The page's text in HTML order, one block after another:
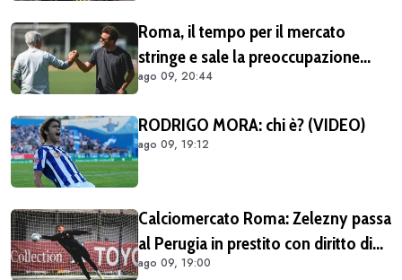
Roma, il tempo per il mercato
stringe e sale la preoccupazione
della tifoseria: ancora troppe caselle
ago 09, 20:44
RODRIGO MORA: chi è? (VIDEO)
ago 09, 19:12
Calciomercato Roma: Zelezny passa
al Perugia in prestito con diritto di
riscatto
ago 09, 19:00